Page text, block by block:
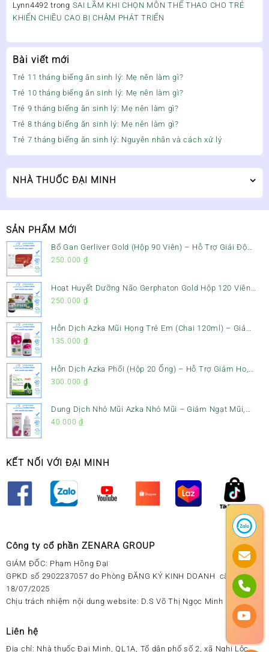
Lynn4492 trong SAI LẦM KHI CHỌN MÔN THỂ THAO CHO TRẺ
KHIẾN CHIỀU CAO BỊ CHẬM PHÁT TRIỂN
Bài viết mới
Trẻ 11 tháng biếng ăn sinh lý: Mẹ nên làm gì?
Trẻ 10 tháng biếng ăn sinh lý: Mẹ nên làm gì?
Trẻ 9 tháng biếng ăn sinh lý: Mẹ nên làm gì?
Trẻ 8 tháng biếng ăn sinh lý: Mẹ nên làm gì?
Trẻ 7 tháng biếng ăn sinh lý: Nguyên nhân và cách xử lý
NHÀ THUỐC ĐẠI MINH
SẢN PHẨM MỚI
Bổ Gan Gerliver Gold (Hộp 90 Viên) – Hỗ Trợ Giải Độc
Gan, Mát Gan & Bảo Vệ Gan
250.000 ₫
Hoạt Huyết Dưỡng Não Gerphaton Gold Hộp 120 Viên
– Giảm Đau Đầu, Hoa Mắt, Chóng Mặt & Rối Loạn Tiền
250.000 ₫
Hỗn Dịch Azka Mũi Họng Trẻ Em (Chai 120ml) – Giảm
Ho, Tiêu Đờm & Đau Rát Họng
135.000 ₫
Hỗn Dịch Azka Phổi (Hộp 20 Ống) – Hỗ Trợ Giảm Ho,
Tiêu Đờm & Bổ Phổi
300.000 ₫
Dung Dịch Nhỏ Mũi Azka Nhỏ Mũi – Giảm Ngạt Mũi,
Sổ Mũi Cho Trẻ Sơ Sinh
40.000 ₫
KẾT NỐI VỚI ĐẠI MINH
Công ty cổ phần ZENARA GROUP
GIÁM ĐỐC: Phạm Hồng Đại
GPKD số 2902237057 do Phòng ĐĂNG KÝ KINH DOANH cấp ngày
18/07/2025
Chịu trách nhiệm nội dung website: D.S Võ Thị Ngọc Minh
Liên hệ
Địa chỉ: Nhà thuốc Đại Minh, QL1A, Tổ dân phố số 2, xã Nghi Lộc,